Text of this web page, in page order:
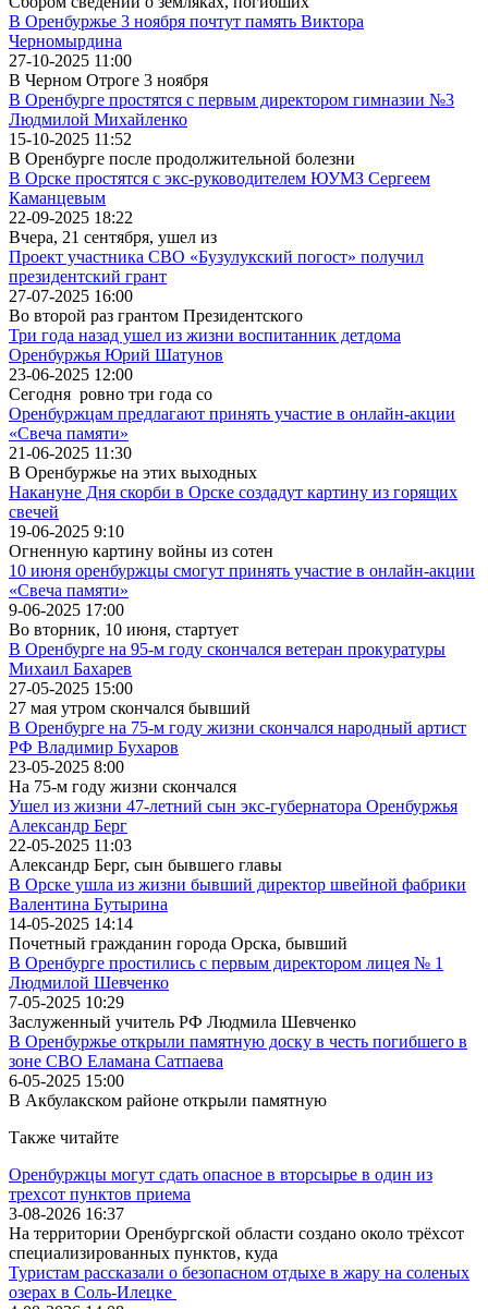
В Оренбуржье 3 ноября почтут память Виктора
Черномырдина
27-10-2025 11:00
В Черном Отроге 3 ноября
В Оренбурге простятся с первым директором гимназии №3
Людмилой Михайленко
15-10-2025 11:52
В Оренбурге после продолжительной болезни
В Орске простятся с экс-руководителем ЮУМЗ Сергеем
Каманцевым
22-09-2025 18:22
Вчера, 21 сентября, ушел из
Проект участника СВО «Бузулукский погост» получил
президентский грант
27-07-2025 16:00
Во второй раз грантом Президентского
Три года назад ушел из жизни воспитанник детдома
Оренбуржья Юрий Шатунов
23-06-2025 12:00
Сегодня ровно три года со
Оренбуржцам предлагают принять участие в онлайн-акции
«Свеча памяти»
21-06-2025 11:30
В Оренбуржье на этих выходных
Накануне Дня скорби в Орске создадут картину из горящих
свечей
19-06-2025 9:10
Огненную картину войны из сотен
10 июня оренбуржцы смогут принять участие в онлайн-акции
«Свеча памяти»
9-06-2025 17:00
Во вторник, 10 июня, стартует
В Оренбурге на 95-м году скончался ветеран прокуратуры
Михаил Бахарев
27-05-2025 15:00
27 мая утром скончался бывший
В Оренбурге на 75-м году жизни скончался народный артист
РФ Владимир Бухаров
23-05-2025 8:00
На 75-м году жизни скончался
Ушел из жизни 47-летний сын экс-губернатора Оренбуржья
Александр Берг
22-05-2025 11:03
Александр Берг, сын бывшего главы
В Орске ушла из жизни бывший директор швейной фабрики
Валентина Бутырина
14-05-2025 14:14
Почетный гражданин города Орска, бывший
В Оренбурге простились с первым директором лицея № 1
Людмилой Шевченко
7-05-2025 10:29
Заслуженный учитель РФ Людмила Шевченко
В Оренбуржье открыли памятную доску в честь погибшего в
зоне СВО Еламана Сатпаева
6-05-2025 15:00
В Акбулакском районе открыли памятную
Также читайте
Оренбуржцы могут сдать опасное в вторсырье в один из
трехсот пунктов приема
3-08-2026 16:37
На территории Оренбургской области создано около трёхсот
специализированных пунктов, куда
Туристам рассказали о безопасном отдыхе в жару на соленых
озерах в Соль-Илецке